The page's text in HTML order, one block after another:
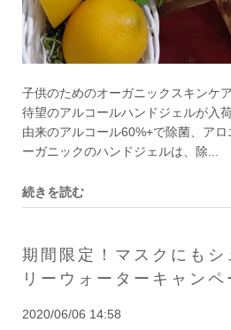
子供のためのオーガニックスキンケ
待望のアルコールハンドジェルが入
由来のアルコール60%+で除菌、ア
ーガニックのハンドジェルは、除...
続きを読む
期間限定！マスクにもシ
リーウォーターキャンペ
2020/06/06 14:58